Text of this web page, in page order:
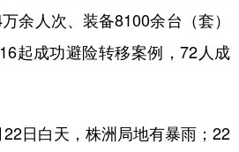
河北 山西
福建 江西
余人次、装备8100余台（套）
起成功避险转移案例，72人成
日白天，株洲局地有暴雨；22